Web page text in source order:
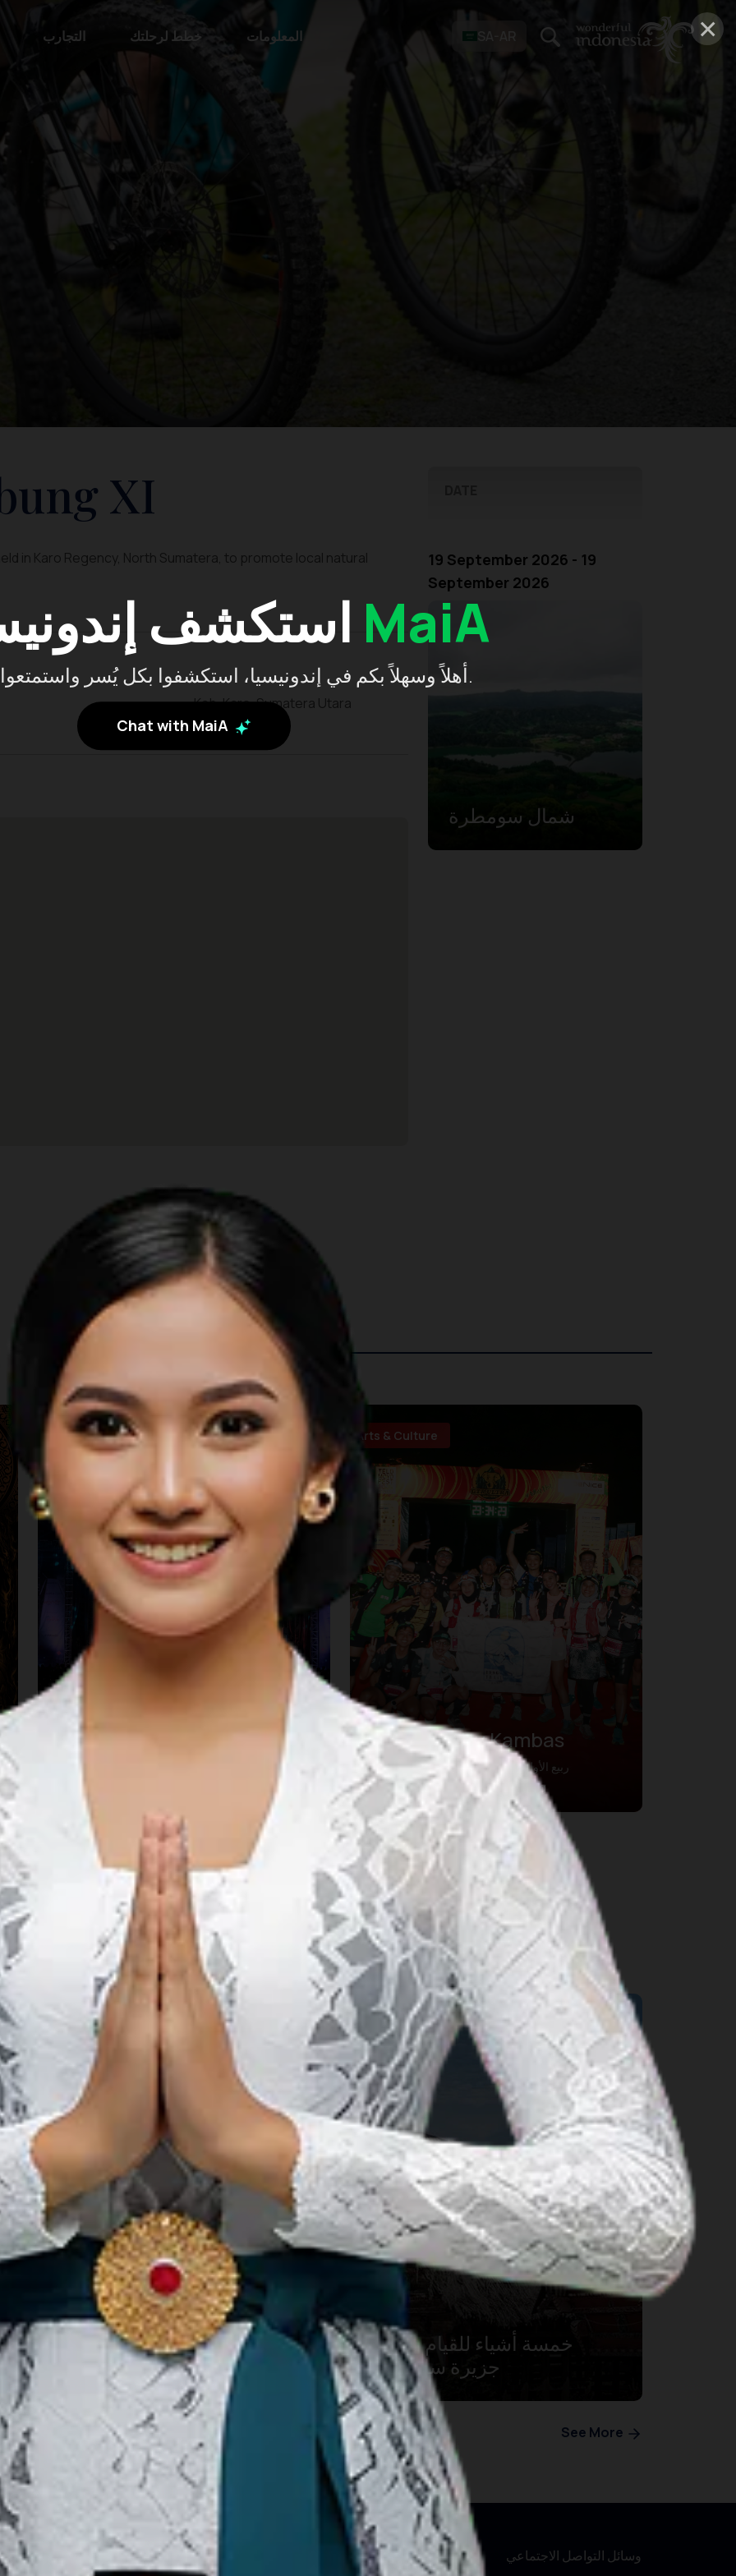
×
MaiA
أهلاً وسهلاً بكم في إندونيسيا، استكشفوا بكل يُسر واستمتعوا برحلة مريحة.
Chat with MaiA
التجارب خطط لرحلتك المعلومات
XI
in Karo Regency, North Sumatera, to promote local natural
Kab. Karo, Sumatera Utara
19 September 2026 - 19
September 2026
شمال سومطرة
The Region
Music
Sarga Festival (Padang)
Kota Padang, Sumatera Barat
Arts & Culture
Festival Way Kambas
19 ربيع الأول 1448 – 19 ربيع الأول 1448
Kab. Lampung Timur, Lampung
بحيرة توبا طوال اليوم: رحلتك
المثالية للمغامرة
خمسة أشياء للقيام بها في
جزيرة ساموسير
See More
مواقعنا وسائل التواصل الاجتماعي